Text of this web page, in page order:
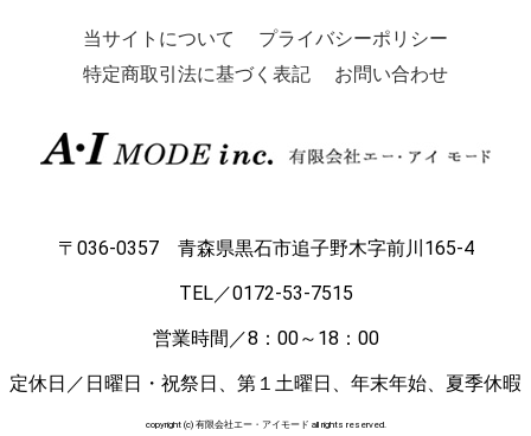
当サイトについて
プライバシーポリシー
特定商取引法に基づく表記
お問い合わせ
〒036-0357 青森県黒石市追子野木字前川165-4
TEL／0172-53-7515
営業時間／8：00～18：00
定休日／日曜日・祝祭日、第１土曜日、年末年始、夏季休暇
copyright (c) 有限会社エー・アイモード all rights reserved.